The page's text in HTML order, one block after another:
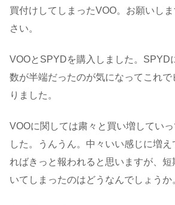
買付けしてしまったVOO。お願いし
さい。
VOOとSPYDを購入しました。SPYD
数が半端だったのが気になってこれ
りました。
VOOに関しては粛々と買い増してい
した。うんうん。中々いい感じに増
ればきっと報われると思いますが、
いてしまったのはどうなんでしょうか